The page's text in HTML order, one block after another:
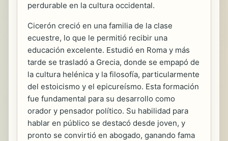
perdurable en la cultura occidental.
Cicerón creció en una familia de la clase
ecuestre, lo que le permitió recibir una
educación excelente. Estudió en Roma y más
tarde se trasladó a Grecia, donde se empapó de
la cultura helénica y la filosofía, particularmente
del estoicismo y el epicureísmo. Esta formación
fue fundamental para su desarrollo como
orador y pensador político. Su habilidad para
hablar en público se destacó desde joven, y
pronto se convirtió en abogado, ganando fama